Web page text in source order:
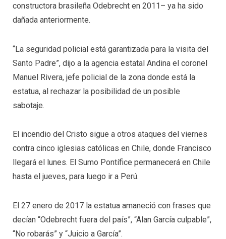
constructora brasileña Odebrecht en 2011– ya ha sido
dañada anteriormente.
“La seguridad policial está garantizada para la visita del
Santo Padre”, dijo a la agencia estatal Andina el coronel
Manuel Rivera, jefe policial de la zona donde está la
estatua, al rechazar la posibilidad de un posible
sabotaje.
El incendio del Cristo sigue a otros ataques del viernes
contra cinco iglesias católicas en Chile, donde Francisco
llegará el lunes. El Sumo Pontífice permanecerá en Chile
hasta el jueves, para luego ir a Perú.
El 27 enero de 2017 la estatua amaneció con frases que
decían “Odebrecht fuera del país”, “Alan García culpable”,
“No robarás” y “Juicio a García”.